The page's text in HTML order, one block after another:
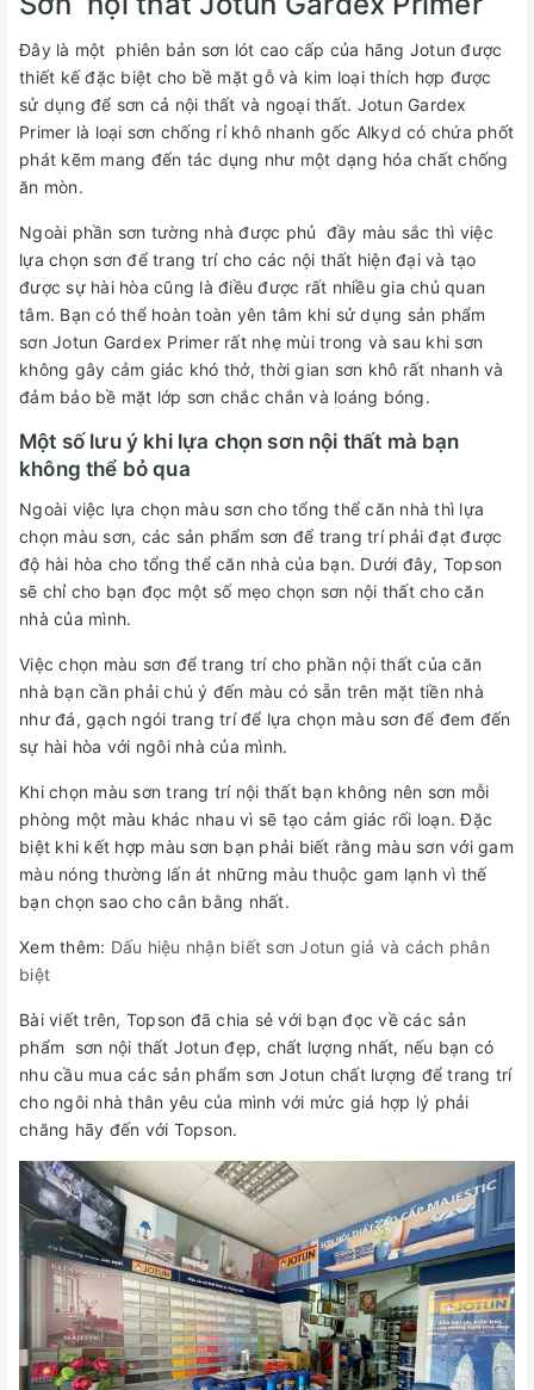
Đây là một phiên bản sơn lót cao cấp của hãng Jotun được
thiết kế đặc biệt cho bề mặt gỗ và kim loại thích hợp được
sử dụng để sơn cả nội thất và ngoại thất. Jotun Gardex
Primer là loại sơn chống rỉ khô nhanh gốc Alkyd có chứa phốt
phát kẽm mang đến tác dụng như một dạng hóa chất chống
ăn mòn.
Ngoài phần sơn tường nhà được phủ đầy màu sắc thì việc
lựa chọn sơn để trang trí cho các nội thất hiện đại và tạo
được sự hài hòa cũng là điều được rất nhiều gia chủ quan
tâm. Bạn có thể hoàn toàn yên tâm khi sử dụng sản phẩm
sơn Jotun Gardex Primer rất nhẹ mùi trong và sau khi sơn
không gây cảm giác khó thở, thời gian sơn khô rất nhanh và
đảm bảo bề mặt lớp sơn chắc chắn và loáng bóng.
Một số lưu ý khi lựa chọn sơn nội thất mà bạn
không thể bỏ qua
Ngoài việc lựa chọn màu sơn cho tổng thể căn nhà thì lựa
chọn màu sơn, các sản phẩm sơn để trang trí phải đạt được
độ hài hòa cho tổng thể căn nhà của bạn. Dưới đây, Topson
sẽ chỉ cho bạn đọc một số mẹo chọn sơn nội thất cho căn
nhà của mình.
Việc chọn màu sơn để trang trí cho phần nội thất của căn
nhà bạn cần phải chú ý đến màu có sẵn trên mặt tiền nhà
như đá, gạch ngói trang trí để lựa chọn màu sơn để đem đến
sự hài hòa với ngôi nhà của mình.
Khi chọn màu sơn trang trí nội thất bạn không nên sơn mỗi
phòng một màu khác nhau vì sẽ tạo cảm giác rối loạn. Đặc
biệt khi kết hợp màu sơn bạn phải biết rằng màu sơn với gam
màu nóng thường lấn át những màu thuộc gam lạnh vì thế
bạn chọn sao cho cân bằng nhất.
Xem thêm: Dấu hiệu nhận biết sơn Jotun giả và cách phân
biệt
Bài viết trên, Topson đã chia sẻ với bạn đọc về các sản
phẩm sơn nội thất Jotun đẹp, chất lượng nhất, nếu bạn có
nhu cầu mua các sản phẩm sơn Jotun chất lượng để trang trí
cho ngôi nhà thân yêu của mình với mức giá hợp lý phải
chăng hãy đến với Topson.